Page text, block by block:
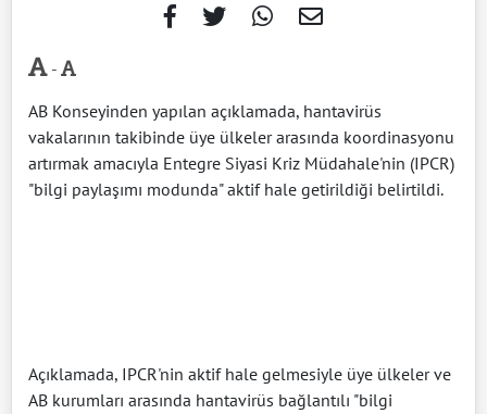
-
AB Konseyinden yapılan açıklamada, hantavirüs
vakalarının takibinde üye ülkeler arasında koordinasyonu
artırmak amacıyla Entegre Siyasi Kriz Müdahale'nin (IPCR)
"bilgi paylaşımı modunda" aktif hale getirildiği belirtildi.
Açıklamada, IPCR'nin aktif hale gelmesiyle üye ülkeler ve
AB kurumları arasında hantavirüs bağlantılı "bilgi